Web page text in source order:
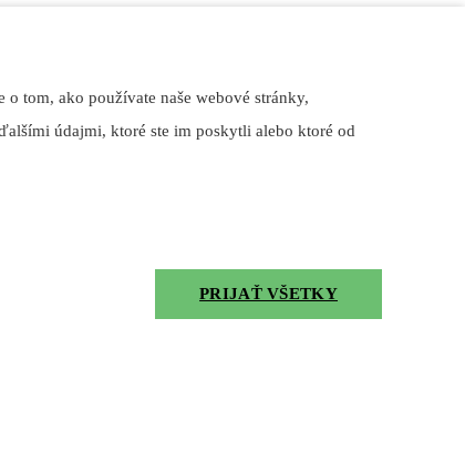
tom, ako používate naše webové stránky,
údajmi, ktoré ste im poskytli alebo ktoré od
PRIJAŤ VŠETKY